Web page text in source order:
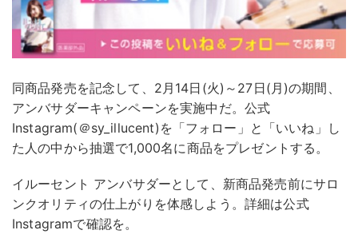
同商品発売を記念して、2月14日(火)～27日(月)の期間、
アンバサダーキャンペーンを実施中だ。公式
Instagram(＠sy_illucent)を「フォロー」と「いいね」し
た人の中から抽選で1,000名に商品をプレゼントする。
イルーセント アンバサダーとして、新商品発売前にサロ
ンクオリティの仕上がりを体感しよう。詳細は公式
Instagramで確認を。